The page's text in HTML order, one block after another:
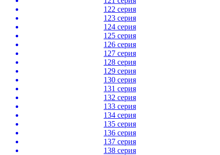
122 серия
123 серия
124 серия
125 серия
126 серия
127 серия
128 серия
129 серия
130 серия
131 серия
132 серия
133 серия
134 серия
135 серия
136 серия
137 серия
138 серия